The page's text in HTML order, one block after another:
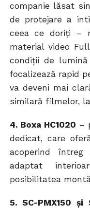
companie lăsat
de protejare a
ceea ce doriți –
material video
condiții de
focalizează rapid
va deveni mai
similară filmelor,
4. Boxa HC1020 –
dedicat, care
acoperind întreg
adaptat
posibilitatea
5. SC-PMX150 și